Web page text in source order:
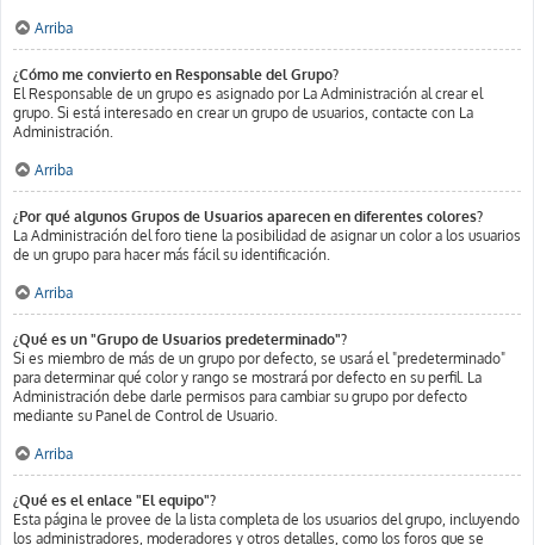
Arriba
¿Cómo me convierto en Responsable del Grupo?
El Responsable de un grupo es asignado por La Administración al crear el
grupo. Si está interesado en crear un grupo de usuarios, contacte con La
Administración.
Arriba
¿Por qué algunos Grupos de Usuarios aparecen en diferentes colores?
La Administración del foro tiene la posibilidad de asignar un color a los usuarios
de un grupo para hacer más fácil su identificación.
Arriba
¿Qué es un "Grupo de Usuarios predeterminado"?
Si es miembro de más de un grupo por defecto, se usará el "predeterminado"
para determinar qué color y rango se mostrará por defecto en su perfil. La
Administración debe darle permisos para cambiar su grupo por defecto
mediante su Panel de Control de Usuario.
Arriba
¿Qué es el enlace "El equipo"?
Esta página le provee de la lista completa de los usuarios del grupo, incluyendo
los administradores, moderadores y otros detalles, como los foros que se